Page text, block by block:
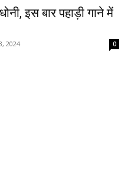
इस बार पहाड़ी गाने में
2024 0